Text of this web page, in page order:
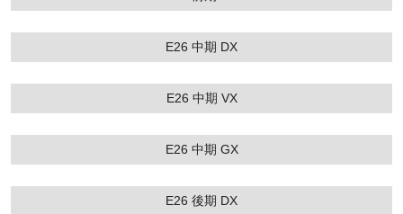
E26 中期 DX
E26 中期 VX
E26 中期 GX
E26 後期 DX